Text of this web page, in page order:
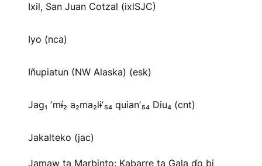
Ixil, San Juan Cotzal (ixlSJC)
Iyo (nca)
Iñupiatun (NW Alaska) (esk)
Jag₁ ʼmɨ́₂ a₂ma₂lɨʼ₅₄ quianʼ₅₄ Diu₄ (cnt)
Jakalteko (jac)
Jamaw ta Marbinto: Kabarre ta Gala ɗo bi